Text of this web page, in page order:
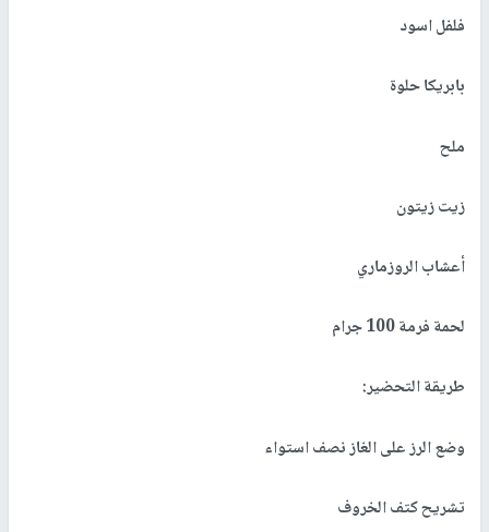
فلفل اسود
بابريكا حلوة
ملح
زيت زيتون
أعشاب الروزماري
لحمة فرمة 100 جرام
طريقة التحضير:
وضع الرز على الغاز نصف استواء
تشريح كتف الخروف